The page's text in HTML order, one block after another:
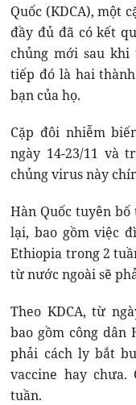
Quốc (KDCA), một
đầy đủ đã có kết
chủng mới sau
tiếp đó là hai
bạn của họ.
Cặp đôi nhiễm
ngày 14-23/11 và
chủng virus này
Hàn Quốc tuyên
lại, bao gồm việc
Ethiopia trong 2
từ nước ngoài sẽ
Theo KDCA, từ
bao gồm công dân
phải cách ly bắt
vaccine hay
tuần.